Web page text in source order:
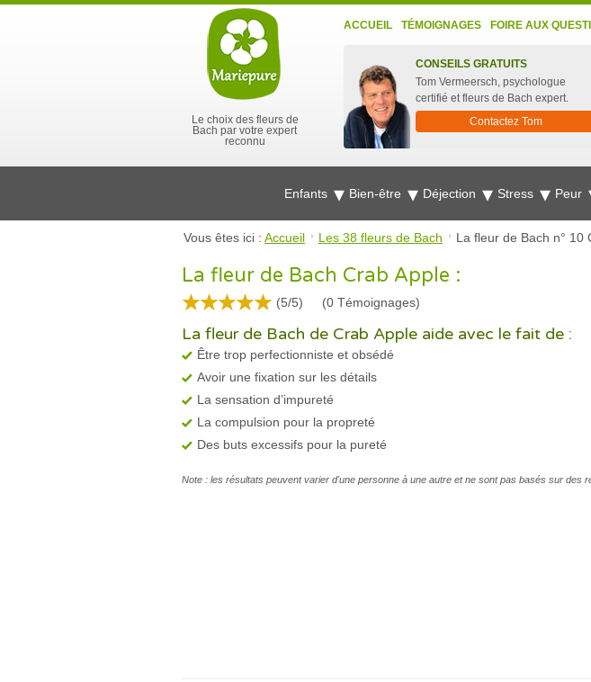
Le choix des fleurs de
Bach par votre expert
reconnu
ACCUEIL TÉMOIGNAGES FOIRE AUX
CONSEILS GRATUITS
Tom Vermeersch, psychologue
certifié et fleurs de Bach expert.
Contactez Tom
Enfants Bien-être Déjection Stress Peur
Vous êtes ici : Accueil Les 38 fleurs de Bach La fleur de Bach n° 10
La fleur de Bach Crab Apple :
(5/5) (0 Témoignages)
La fleur de Bach de Crab Apple aide avec le fait de :
Être trop perfectionniste et obsédé
Avoir une fixation sur les détails
La sensation d’impureté
La compulsion pour la propreté
Des buts excessifs pour la pureté
Note : les résultats peuvent varier d'une personne à une autre et ne sont pas basés sur des